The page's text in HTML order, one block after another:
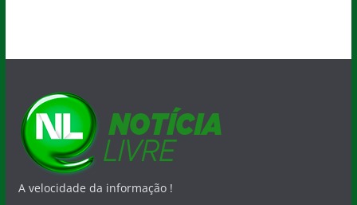
A velocidade da informação !